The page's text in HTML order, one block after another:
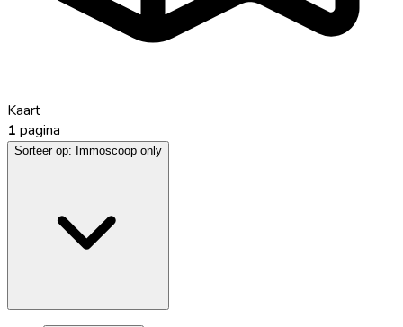
Kaart
1 pagina
Sorteer op: Immoscoop only